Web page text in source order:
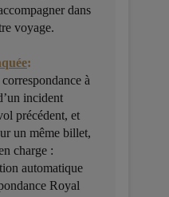
dans
voyage.
:
à
incident
précédent, et
un même billet,
charge :
automatique
Royal